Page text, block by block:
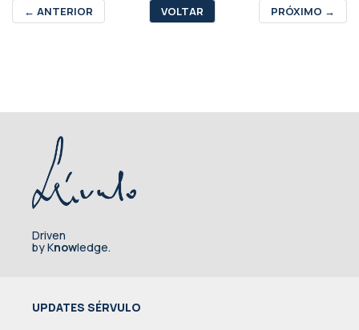
← ANTERIOR VOLTAR PRÓXIMO →
Driven
by Knowledge.
UPDATES SÉRVULO